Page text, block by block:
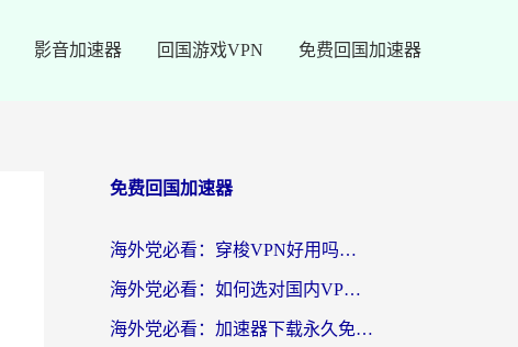
影音加速器 回国游戏VPN 免费回国加速器
免费回国加速器
海外党必看：穿梭VPN好用吗？和云帆VPN对比哪个回国效果更好？附真实测评+避坑指南
海外党必看：如何选对国内VPN，实现无缝访问国内资源？
海外党必看：加速器下载永久免费版真的存在吗？教你无缝访问国内资源的正确姿势